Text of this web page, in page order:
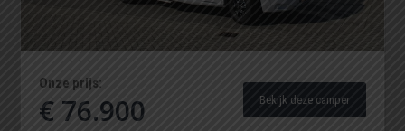
Onze prijs:
€ 76.900 Bekijk deze camper